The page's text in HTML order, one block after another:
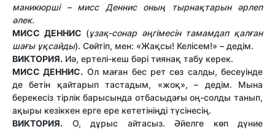
маникюрші – мисс Деннис оның тырнақтарын әрлеп
әлек.
МИСС ДЕННИС (ұзақ-сонар әңгімесін тамамдап қалған
шағы ұқсайды). Сөйтіп, мен: «Жақсы! Келісем!» – дедім.
ВИКТОРИЯ. Иә, ертелі-кеш бәрі тиянақ табу керек.
МИСС ДЕННИС. Ол маған бес рет сөз салды, бесеуінде
де бетін қайтарып тастадым, «жоқ», – дедім. Мына
берекесіз тірлік барысында отбасыдағы оң-солды танып,
ақыры кезіккен ерге ере кететініңді түсінесің.
ВИКТОРИЯ. О, дұрыс айтасыз. Әйелге көп дүние